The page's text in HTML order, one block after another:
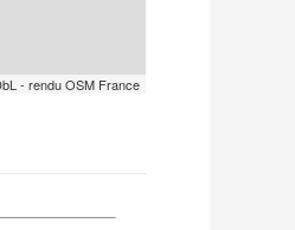
- rendu OSM France